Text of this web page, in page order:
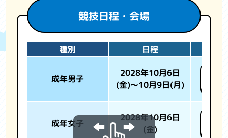
競技日程・会場
種別 日程
成年男子
2028年10月6日
(金)～10月9日(月)
成年女子
2028年10月6日
(金)